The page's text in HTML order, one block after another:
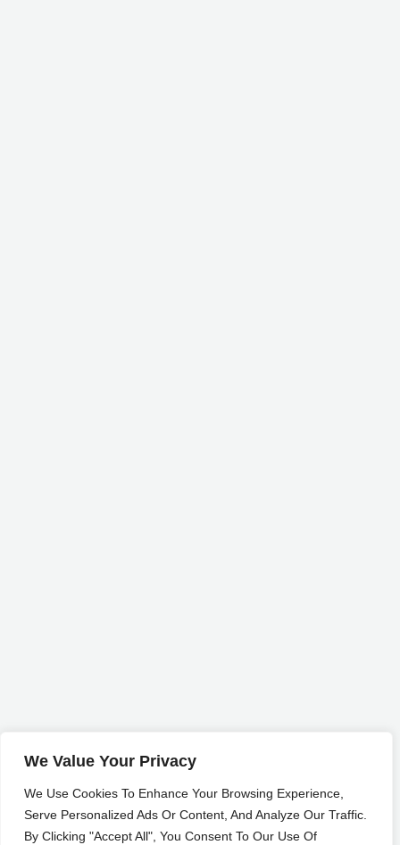
We Value Your Privacy
We Use Cookies To Enhance Your Browsing Experience,
Serve Personalized Ads Or Content, And Analyze Our Traffic.
By Clicking "Accept All", You Consent To Our Use Of